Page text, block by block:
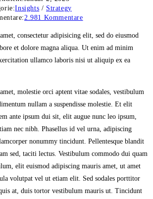
Insights / Strategy
2.981 Kommentare
consectetur adipisicing elit, sed do eiusmod
et dolore magna aliqua. Ut enim ad minim
ullamco laboris nisi ut aliquip ex ea
molestie orci aptent vitae sodales, vestibulum
nullam a suspendisse molestie. Et elit
ante ipsum dui sit, elit augue nunc leo ipsum,
nec nibh. Phasellus id vel urna, adipiscing
nonummy tincidunt. Pellentesque blandit
sed, taciti lectus. Vestibulum commodo dui quam
elit euismod adipiscing mauris amet, ut amet
volutpat vel ut etiam elit. Sed sodales porttitor
at, duis tortor vestibulum mauris ut. Tincidunt